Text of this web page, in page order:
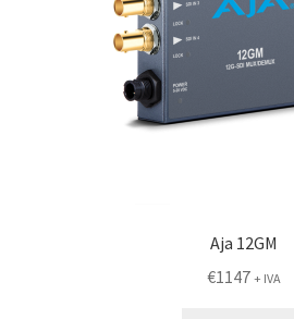
Aja 12GM
€1147 + IVA